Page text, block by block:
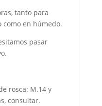
tanto para
como en húmedo.
pasar
rosca: M.14 y
consultar.